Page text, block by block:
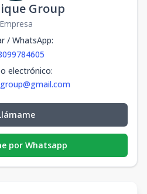
Group
Empresa
/ WhatsApp:
electrónico:
por Whatsapp